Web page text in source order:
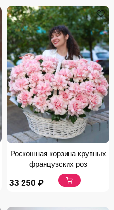
Роскошная корзина крупных
французских роз
33 250 ₽